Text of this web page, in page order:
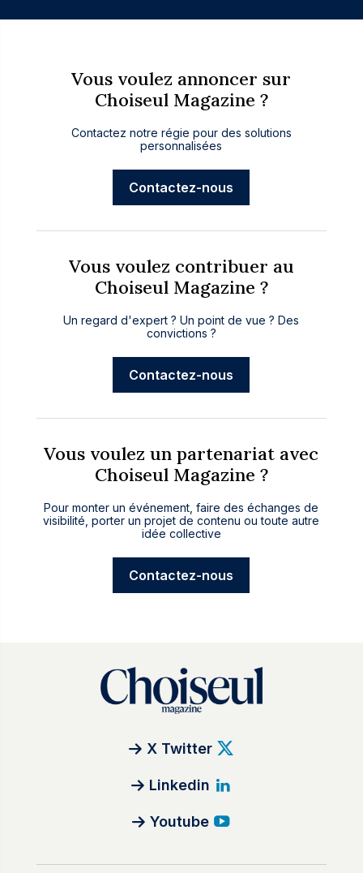
Vous voulez annoncer sur
Choiseul Magazine ?
Contactez notre régie pour des solutions
personnalisées
Contactez-nous
Vous voulez contribuer au
Choiseul Magazine ?
Un regard d'expert ? Un point de vue ? Des
convictions ?
Contactez-nous
Vous voulez un partenariat avec
Choiseul Magazine ?
Pour monter un événement, faire des échanges de
visibilité, porter un projet de contenu ou toute autre
idée collective
Contactez-nous
X Twitter
Linkedin
Youtube